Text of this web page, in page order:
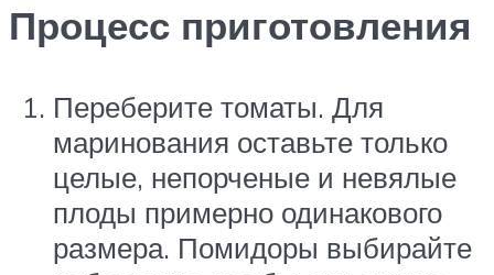
Процесс приготовления
Переберите томаты. Для
маринования оставьте только
целые, непорченые и невялые
плоды примерно одинакового
размера. Помидоры выбирайте